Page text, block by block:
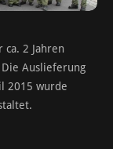
ca. 2 Jahren
Auslieferung
2015 wurde